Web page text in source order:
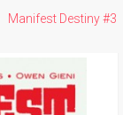
Manifest Destiny #3